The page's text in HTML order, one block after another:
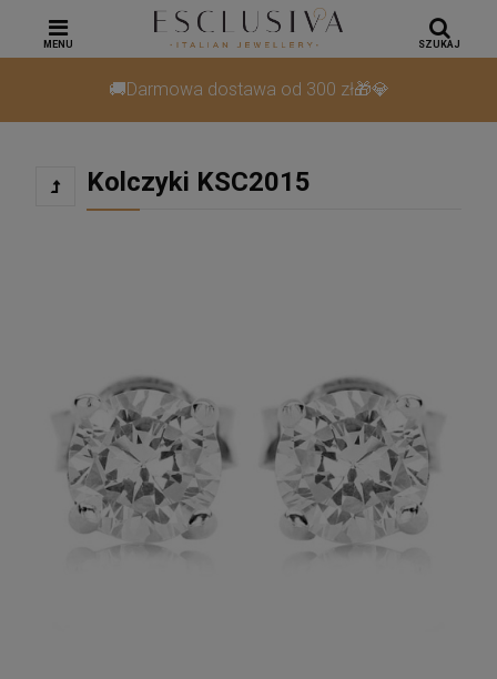
🚚Darmowa dostawa od 300 zł🎁💎
MENU SZUKAJ
Kolczyki KSC2015